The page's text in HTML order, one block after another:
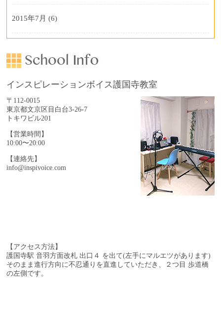
2015年7月 (6)
インスピレーションボイス護国寺教室
〒112-0015
東京都文京区目白台3-26-7
トキワビル201
【営業時間】
10:00〜20:00
【連絡先】
info@inspivoice.com
【アクセス方法】
護国寺駅 音羽方面改札 出口４ を出て(左手にマルエツがあります)
そのまま進行方向に不忍通りを直進していただき、
２つ目 歩道橋
の左側です。